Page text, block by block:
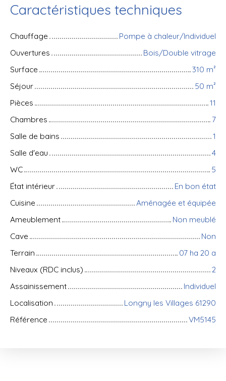
Caractéristiques techniques
Chauffage
Pompe à chaleur/Individuel
Ouvertures
Bois/Double vitrage
Surface
310 m²
Séjour
50 m²
Pièces
11
Chambres
7
Salle de bains
1
Salle d'eau
4
WC
5
État intérieur
En bon état
Cuisine
Aménagée et équipée
Ameublement
Non meublé
Cave
Non
Terrain
07 ha 20 a
Niveaux (RDC inclus)
2
Assainissement
Individuel
Localisation
Longny les Villages 61290
Référence
VM5145